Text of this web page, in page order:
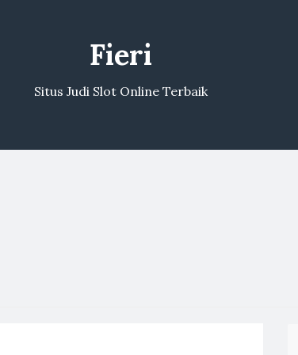
Fieri
Situs Judi Slot Online Terbaik